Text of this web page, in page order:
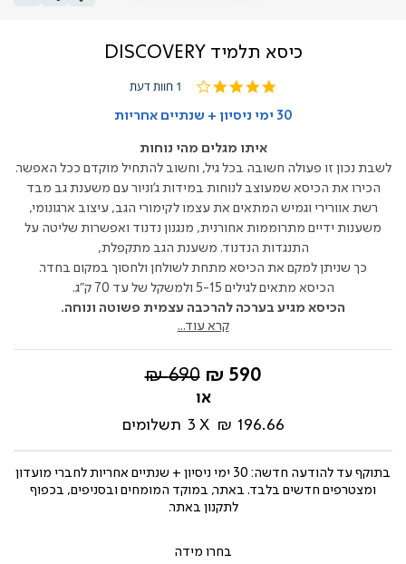
כיסא תלמיד DISCOVERY
4.0
rating
1 חוות דעת
30 ימי ניסיון + שנתיים אחריות
איתו מגלים מהי נוחות
לשבת נכון זו פעולה חשובה בכל גיל, וחשוב להתחיל מוקדם ככל האפשר.
הכירו את הכיסא שמעוצב לנוחות במידות ג'וניור עם משענת גב מבד
רשת אוורירי וגמיש המתאים את עצמו לקימורי הגב, עיצוב ארגונומי,
משענות ידיים מתרוממות אחורנית, מנגנון נדנוד ואפשרות שליטה על
התנגדות הנדנוד. משענת הגב מתקפלת,
כך שניתן למקם את הכיסא מתחת לשולחן ולחסוך במקום בחדר.
הכיסא מתאים לגילים 5-15 ולמשקל של עד 70 ק"ג.
הכיסא מגיע בערכה להרכבה עצמית פשוטה ונוחה.
קרא עוד...
החל
590 ₪
מחיר
רגיל
690 ₪
196.66 ₪
3 תשלומים
בתוקף עד
להודעה חדשה: 30 ימי ניסיון + שנתיים אחריות לחברי מועדון
ומצטרפים חדשים בלבד. באתר, במוקד המומחים ובסניפים, בכפוף
לתקנון באתר.
מידה